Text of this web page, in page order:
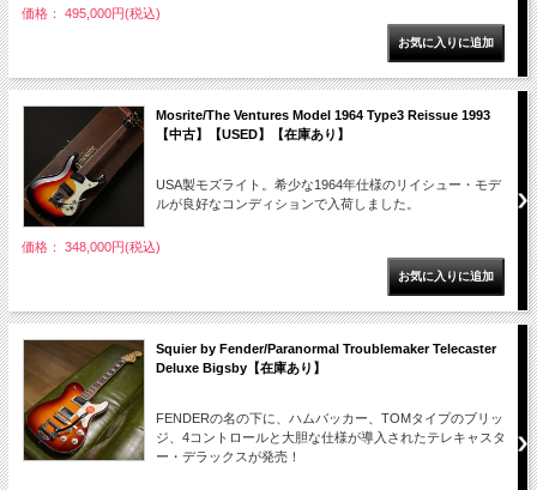
価格： 495,000円(税込)
Mosrite/The Ventures Model 1964 Type3 Reissue 1993
【中古】【USED】【在庫あり】
USA製モズライト。希少な1964年仕様のリイシュー・モデ
ルが良好なコンディションで入荷しました。
価格： 348,000円(税込)
Squier by Fender/Paranormal Troublemaker Telecaster
Deluxe Bigsby【在庫あり】
FENDERの名の下に、ハムバッカー、TOMタイプのブリッ
ジ、4コントロールと大胆な仕様が導入されたテレキャスタ
ー・デラックスが発売！